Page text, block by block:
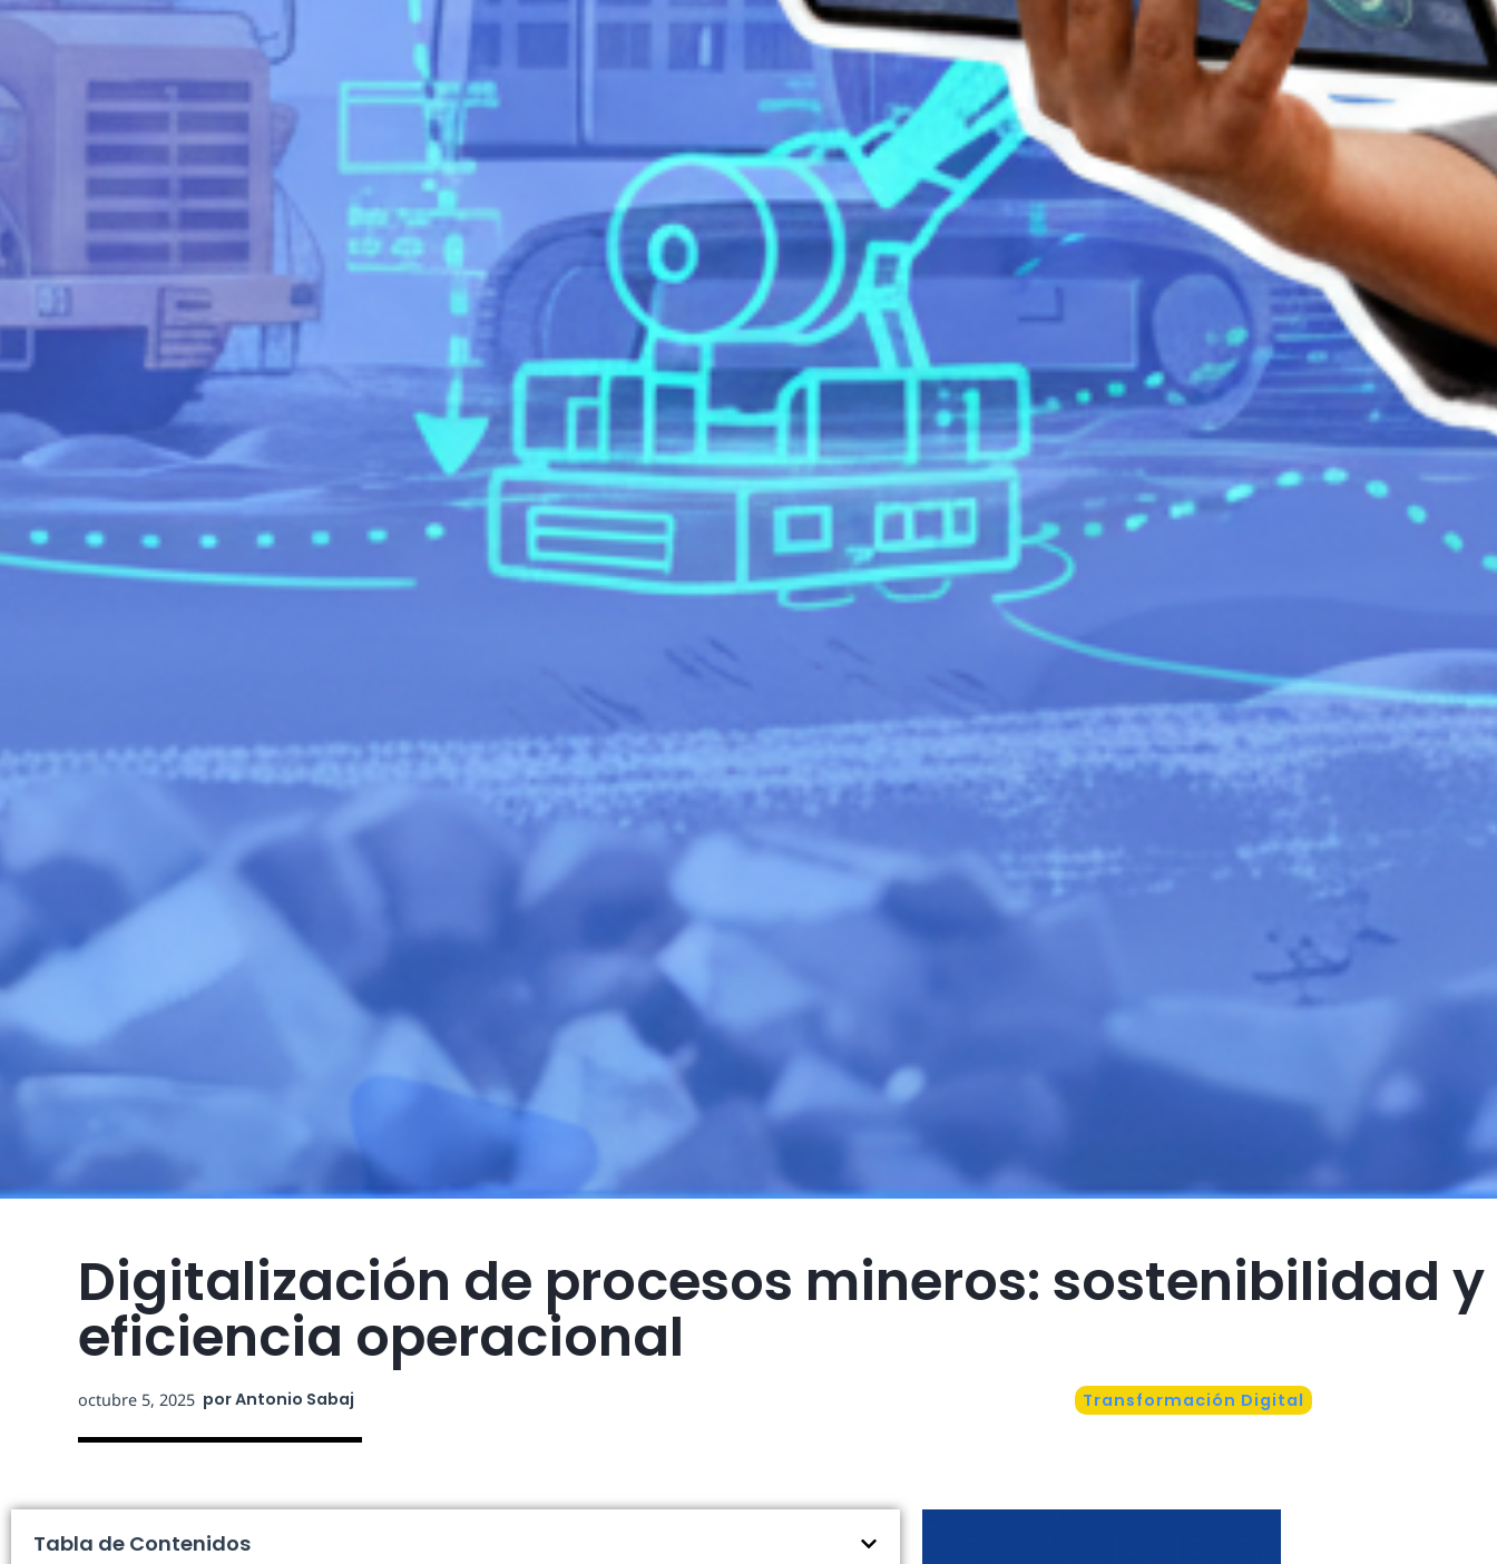
Digitalización de procesos mineros: sostenibilidad y
eficiencia operacional
octubre 5, 2025 porAntonio Sabaj Transformación Digital
Tabla de Contenidos